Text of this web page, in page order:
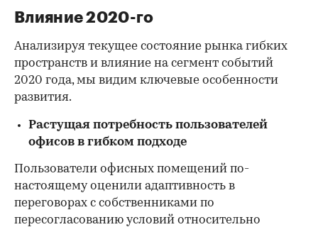
Влияние 2020-го
Анализируя текущее состояние рынка гибких
пространств и влияние на сегмент событий
2020 года, мы видим ключевые особенности
развития.
Растущая потребность пользователей
офисов в гибком подходе
Пользователи офисных помещений по-
настоящему оценили адаптивность в
переговорах с собственниками по
пересогласованию условий относительно